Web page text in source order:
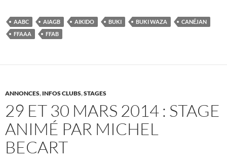
AABC AIAGB AIKIDO BUKI BUKI WAZA
CANÉJAN
FFAAA
FFAB
ANNONCES, INFOS CLUBS,STAGES
29 ET 30 MARS 2014 : STAGE
ANIMÉ PAR MICHEL
BECART